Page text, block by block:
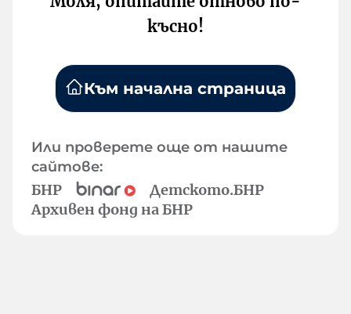
късно!
Към начална страница
Или проверете още от нашите
сайтове:
БНР
Детското.БНР
Архивен фонд на БНР